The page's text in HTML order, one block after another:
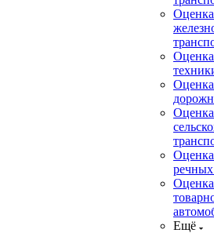
Оценка
Оценка
речных
Ещё